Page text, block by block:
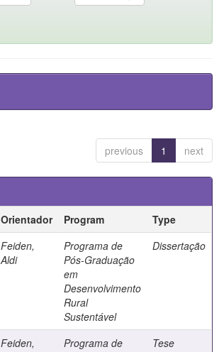
previous 1 next
Orientador Program
Type
Feiden,
Aldi
Programa de
Pós-Graduação
em
Desenvolvimento
Rural
Sustentável
Dissertação
Feiden,
Programa de
Tese